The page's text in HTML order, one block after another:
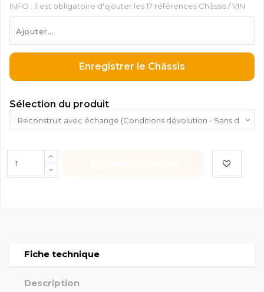
INFO : Il est obligatoire d'ajouter les 17 références Châssis / VIN
Enregistrer le Châssis
Sélection du produit
Fiche technique
Description